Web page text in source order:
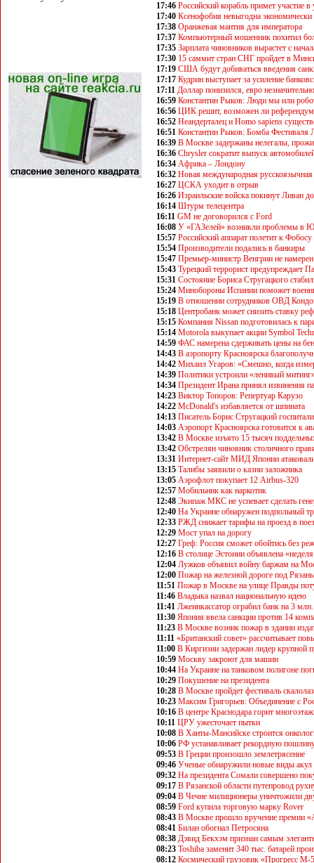
17:46 Российский корабль примет участие
17:40 Ксенофобия невыгодна экономически
17:38 Оранжевая мантия для императора
17:37 Компьютерный мошенник похитил
17:35 Зарплата чиновников вырастет с
17:30 15 саммит стран СНГ пройдет в
17:19 США будут добиваться введения
17:17 Кудрин выступает за усиление
17:11 Доллар понизился, евро
16:59 Константин Рыков: Люди мы или
16:56 ЦИК решит, возможен ли референдум
16:52 Неандерталец и Homo sapiens
16:51 Константин Рыков: Бомба Фестиваля
16:39 В Москве задержаны нелегалы,
16:36 Chrysler сократит выпуск
16:34 Африка – Лондону
16:32 Новая международная русскоязычная
16:27 ЦСКА уходит в отрыв
16:26 Израильские войска покинут Ливан
16:14 Штурм телецентра
16:11 GМ не договорился с Ford
16:08 У «ГАЗелей» возникли проблемы в
15:57 Российский аппарат полетит к
15:54 Производители подались в банкиры
15:47 Премьер-министр Венгрии не намерен
15:43 Турецкий террорист предупреждает
15:31 Состояние Бориса Стругацкого
15:24 Минобороны Испании поможет
15:19 В отношении сотрудников ОВД
15:18 Центробанк может снизить ставку
15:15 Компания Nissan подготовилась к
15:14 Motorola выкупает акции Symbol
14:59 ФАС намерена сдерживать цены на
14:43 В аэропорту Красноярска
14:42 Михаил Угаров: «Смешно, когда
14:39 Политики устроили «ленивый
14:34 Президент Ирана принял извинения
14:23 Виктор Топоров: Репертуар Карузо
14:22 McDonald's избавляется от шпината
14:13 Писатель Борис Стругацкий
14:03 Аэропорт Красноярска готовится к
13:42 В Москве изъято 15 тысяч
13:42 Обстрелян чиновник столичного
13:31 Интернет-сайт МИД Японии
13:15 Талибы заявили о казни заложника
13:05 Аэрофлот покупает 12 Airbus-320
12:57 Мобильник как наркотик
12:48 Экипаж МКС не успевает сделать
12:40 На Украине обнаружен подпольный
12:33 РЖД снижает тарифы на проезд в
12:29 Мост упал на дорогу
12:27 Греф: Россия сможет обойтись без
12:16 В столице Эстонии объявлена
12:04 Лужков объявил войну баржам на
12:00 Пожар на железной дороге под
11:51 Пожар в Москве на улице Правды
11:46 Владыка назвал национальную идею
11:41 Лжеинкассатор ограбил банк на 3
11:30 Япония ввела санкции против 14
11:23 В Москве возник пожар в здании
11:11 «Британский совет» рассчитывает
11:00 В Киргизии задержан лидер крупной
10:59 Москву закроют для машин
10:44 На Украине на танковом полигоне
10:29 Покушение на президента
10:28 В Москве пройдет фестиваль
10:23 Максим Григорьев: Объединение с
10:16 В центре Краснодара горит
10:11 ЦРУ ужесточает пытки
10:08 В Ханты-Мансийске строится
10:06 РФ устанавливает рекордную
09:53 В Греции произошло землетрясение
09:46 Ученые обнаружили новые виды акул
09:32 На президента Сомали совершено
09:17 В Рязанской области путепровод
09:04 В Чечне милиционеры уничтожили
08:59 Ford купила торговую марку Rover
08:43 В Москве прошло вручение премии
08:41 Билан обогнал Петросяна
08:38 Дэвид Бекхэм признан самым
08:23 Toshiba заменит 340 тыс. батарей
08:12 Космический грузовик «Прогресс М-